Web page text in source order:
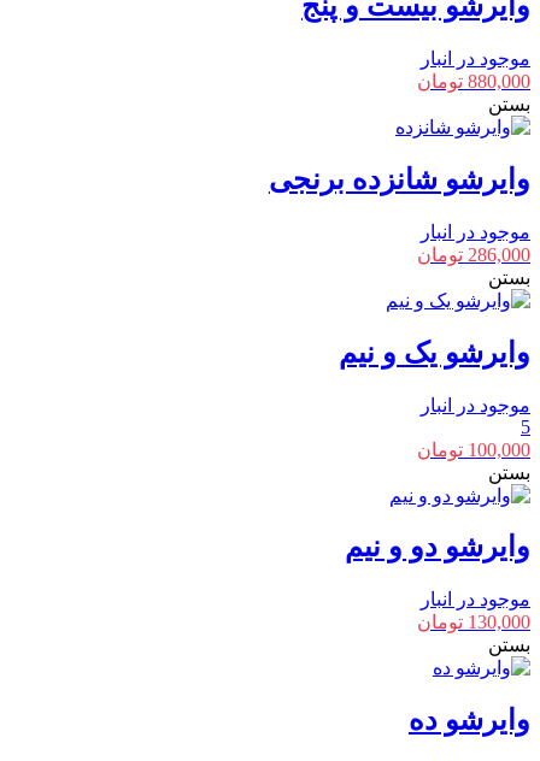
موجود در انبار
880,000 تومان
بستن
وایرشو شانزده برنجی
موجود در انبار
286,000 تومان
بستن
وایرشو یک و نیم
موجود در انبار
5
100,000 تومان
بستن
وایرشو دو و نیم
موجود در انبار
130,000 تومان
بستن
وایرشو ده